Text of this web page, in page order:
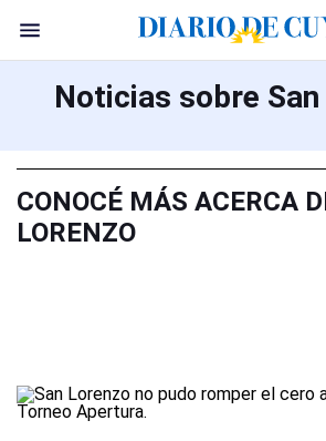
Noticias sobre
CONOCÉ MÁS ACERCA
LORENZO